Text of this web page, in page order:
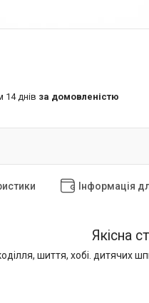
14 днів за домовленістю
Інформація
Якісна
шиття, хобі. дитячих